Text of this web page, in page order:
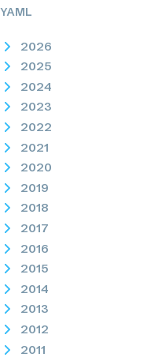
YAML
2026
2025
2024
2023
2022
2021
2020
2019
2018
2017
2016
2015
2014
2013
2012
2011